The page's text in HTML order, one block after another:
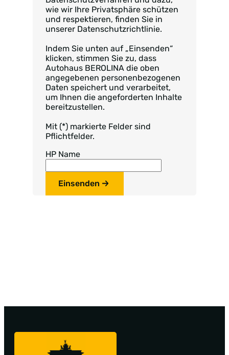
wie wir Ihre Privatsphäre schützen
und respektieren, finden Sie in
unserer Datenschutzrichtlinie.
Indem Sie unten auf „Einsenden“
klicken, stimmen Sie zu, dass
Autohaus BEROLINA die oben
angegebenen personenbezogenen
Daten speichert und verarbeitet,
um Ihnen die angeforderten Inhalte
bereitzustellen.
Mit (*) markierte Felder sind
Pflichtfelder.
HP Name
Einsenden